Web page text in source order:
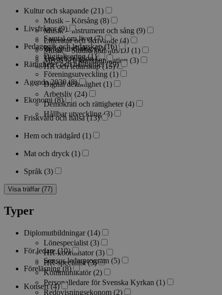
Kultur och skapande (21)
Musik – Körsång (8)
Musik – Instrument och sång (9)
Litteratur och skrivande (4)
Musik – Studio/ljud/ljus/DJ (1)
Media och kommunikation (3)
Livsfrågor (9)
Samtal om livet (7)
Religionsdialog (1)
Tro och religion (2)
Pedagogik och ledarskap (16)
Digitalisering (1)
HR och ledarskap (15)
Rättigheter och hållbarhet (29)
Föreningsutveckling (1)
Digital delaktighet (1)
Arbetsliv (24)
Demokrati och rättigheter (4)
Hållbar utveckling (3)
Agenda 2030 (8)
Ekonomi (8)
Friskvård och hälsa (13)
Hem och trädgård (1)
Mat och dryck (1)
Språk (3)
Visa träffar (77)
Typer
Diplomutbildningar (14)
Lönespecialist (3)
HR-koordinator (3)
HR-specialist (3)
Kommunikatör (2)
Personalledare för Svenska Kyrkan (1)
Redovisningsekonom (2)
För ledare (10)
Sensus ledarprogram (5)
Föreläsning (8)
Konsert (4)